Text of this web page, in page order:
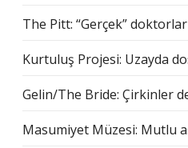
The Pitt: “Gerçek”
Kurtuluş Projesi: Uzayda
Gelin/The Bride: Çirkinler
Masumiyet Müzesi: Mutlu